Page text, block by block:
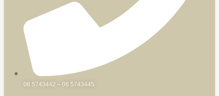
06 5743442 – 06 5743445